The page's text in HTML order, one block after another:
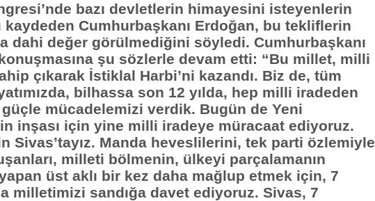
bazı devletlerin himayesini isteyenlerin
Cumhurbaşkanı Erdoğan, bu tekliflerin
dahi değer görülmediğini söyledi. Cumhurbaşkanı
şu sözlerle devam etti: “Bu millet, milli
çıkarak İstiklal Harbi’ni kazandı. Biz de, tüm
bilhassa son 12 yılda, hep milli iradeden
güçle mücadelemizi verdik. Bugün de Yeni
inşası için yine milli iradeye müracaat ediyoruz.
Sivas’tayız. Manda heveslilerini, tek parti özlemiyle
milleti bölmenin, ülkeyi parçalamanın
yapan üst aklı bir kez daha mağlup etmek için, 7
milletimizi sandığa davet ediyoruz. Sivas, 7